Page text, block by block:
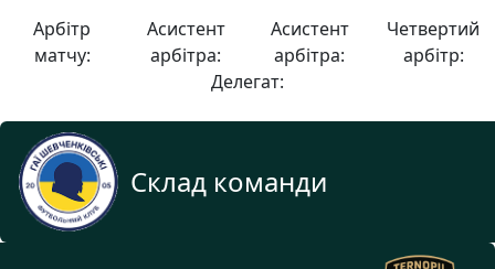
Арбітр
матчу:
Асистент
арбітра:
Асистент
арбітра:
Четвертий
арбітр:
Делегат:
Склад команди